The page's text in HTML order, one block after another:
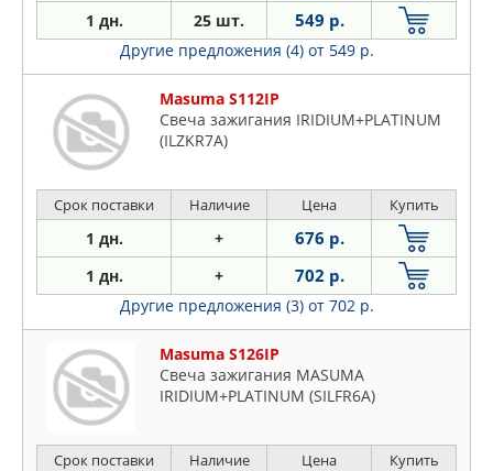
1 дн. 25 шт. 549 р.
Другие предложения (4) от 549 р.
Masuma S112IP
Свеча зажигания IRIDIUM+PLATINUM
(ILZKR7A)
Срок поставки Наличие Цена Купить
1 дн. + 676 р.
1 дн. + 702 р.
Другие предложения (3) от 702 р.
Masuma S126IP
Свеча зажигания MASUMA
IRIDIUM+PLATINUM (SILFR6A)
Срок поставки Наличие Цена Купить